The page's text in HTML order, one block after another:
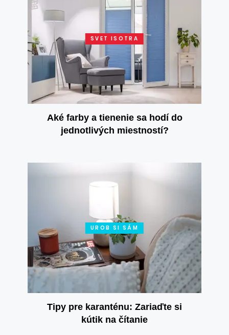
SVET ISOTRA
Aké farby a tienenie sa hodí do
jednotlivých miestností?
UROB SI SÁM
Tipy pre karanténu: Zariaďte si
kútik na čítanie